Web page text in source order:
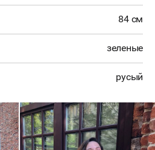
84 см
зеленые
русый